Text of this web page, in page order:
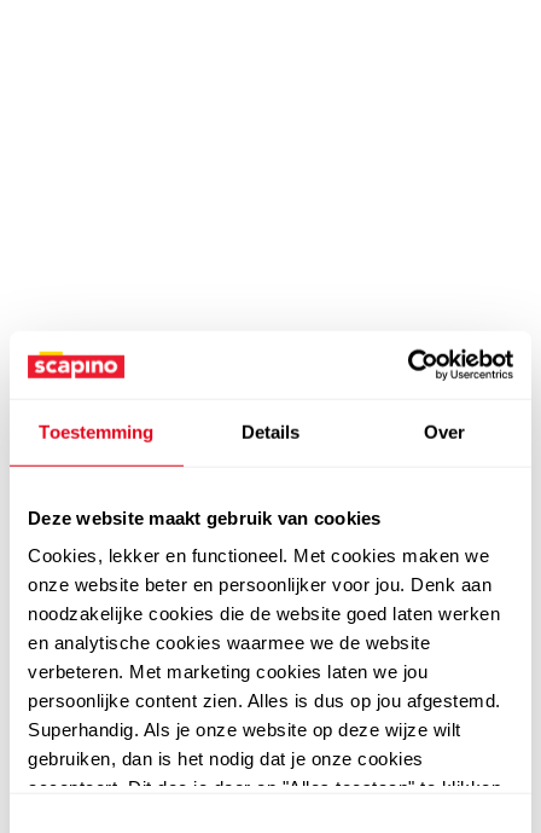
Toestemming Details Over
Deze website maakt gebruik van cookies
Cookies, lekker en functioneel. Met cookies maken we
onze website beter en persoonlijker voor jou. Denk aan
noodzakelijke cookies die de website goed laten werken
en analytische cookies waarmee we de website
verbeteren. Met marketing cookies laten we jou
persoonlijke content zien. Alles is dus op jou afgestemd.
Superhandig. Als je onze website op deze wijze wilt
gebruiken, dan is het nodig dat je onze cookies
accepteert. Dit doe je door op "Alles toestaan" te klikken.